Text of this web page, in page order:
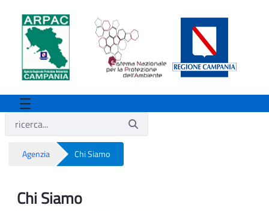
Agenzia Chi Siamo
Chi Siamo
Chi Siamo